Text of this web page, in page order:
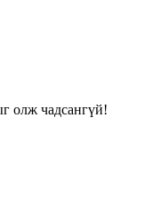
олж чадсангүй!